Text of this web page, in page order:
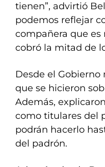
tienen”, advirtió
podemos reflejar
compañera que
cobró la mitad de
Desde el Gobierno
que se hicieron
Además,
como titulares del
podrán hacerlo
del padrón.